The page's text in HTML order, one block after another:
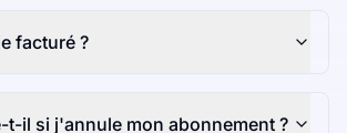
facturé ?
t-il si j'annule mon abonnement ?